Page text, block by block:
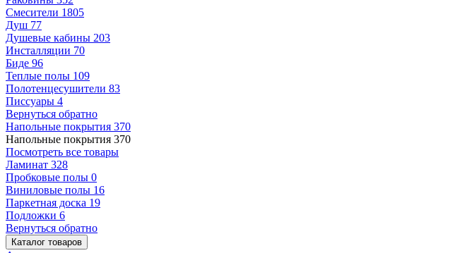
Смесители 1805
Душ 77
Душевые кабины 203
Инсталляции 70
Биде 96
Теплые полы 109
Полотенцесушители 83
Писсуары 4
Вернуться обратно
Напольные покрытия 370
Напольные покрытия 370
Посмотреть все товары
Ламинат 328
Пробковые полы 0
Виниловые полы 16
Паркетная доска 19
Подложки 6
Вернуться обратно
Каталог товаров